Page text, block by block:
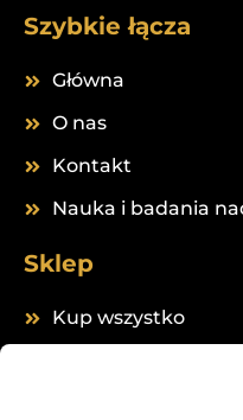
Szybkie łącza
Główna
O nas
Kontakt
Nauka i badania
Sklep
Kup wszystko